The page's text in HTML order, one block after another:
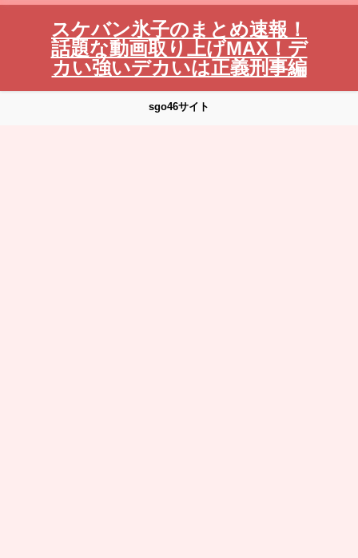
スケバン氷子のまとめ速報！
話題な動画取り上げMAX！デ
カい強いデカいは正義刑事編
sgo46サイト